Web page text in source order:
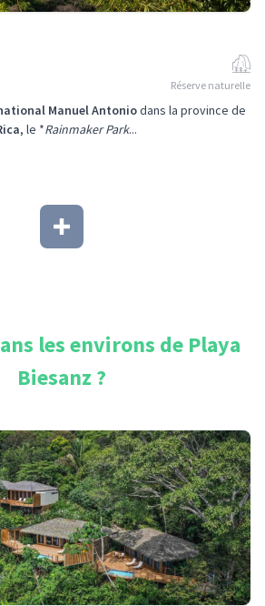
Réserve naturelle
Manuel Antoniodans la province de
, le *Rainmaker Park...
les environs de Playa
Biesanz ?